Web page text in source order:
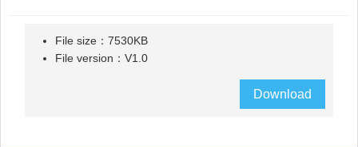
File size：7530KB
File version：V1.0
Download